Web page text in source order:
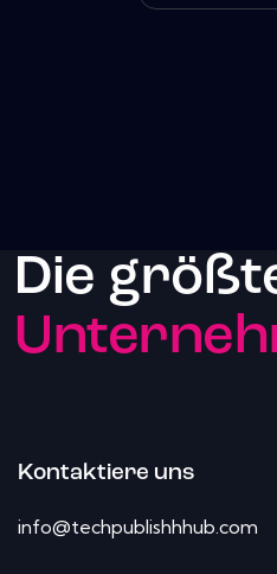
Die
Kontaktiere uns
info@techpublishhhub.com